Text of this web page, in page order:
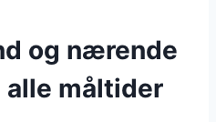
og nærende
måltider